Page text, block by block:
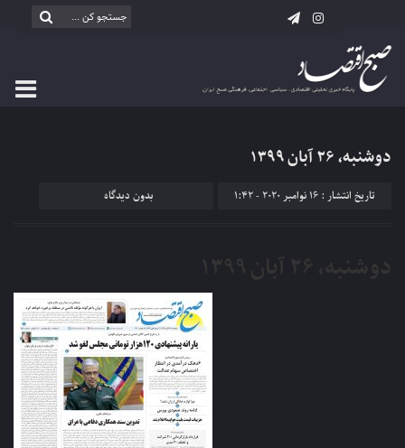
دوشنبه، ۲۶ آبان ۱۳۹۹
تاریخ انتشار : 16 نوامبر 2020 - 1:42 بدون دیدگاه